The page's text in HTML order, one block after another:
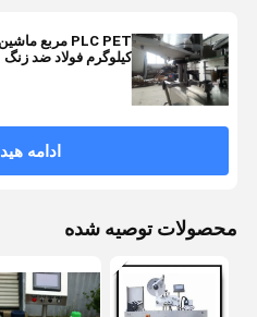
کیلوگرم فولاد ضد زنگ
ادامه هید
محصولات توصیه شده